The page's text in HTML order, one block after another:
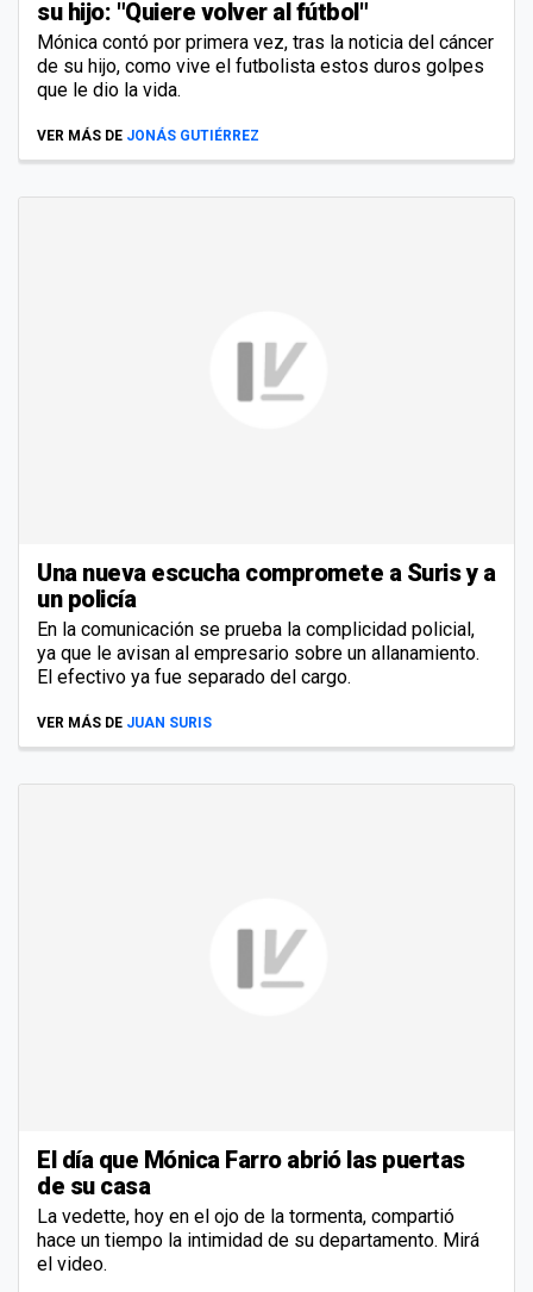
su hijo: "Quiere volver al fútbol"
Mónica contó por primera vez, tras la noticia del cáncer
de su hijo, como vive el futbolista estos duros golpes
que le dio la vida.
VER MÁS DE JONÁS GUTIÉRREZ
Una nueva escucha compromete a Suris y a
un policía
En la comunicación se prueba la complicidad policial,
ya que le avisan al empresario sobre un allanamiento.
El efectivo ya fue separado del cargo.
VER MÁS DE JUAN SURIS
El día que Mónica Farro abrió las puertas
de su casa
La vedette, hoy en el ojo de la tormenta, compartió
hace un tiempo la intimidad de su departamento. Mirá
el video.